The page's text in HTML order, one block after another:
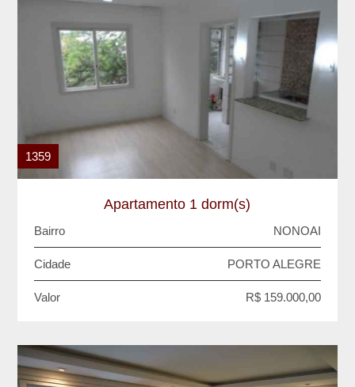
1359
Apartamento 1 dorm(s)
Bairro NONOAI
Cidade PORTO ALEGRE
Valor R$ 159.000,00